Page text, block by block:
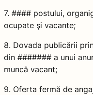
7. #### postului,
ocupate şi vacante;
8. Dovada publicării
din ####### a unui
muncă vacant;
9. Oferta fermă de